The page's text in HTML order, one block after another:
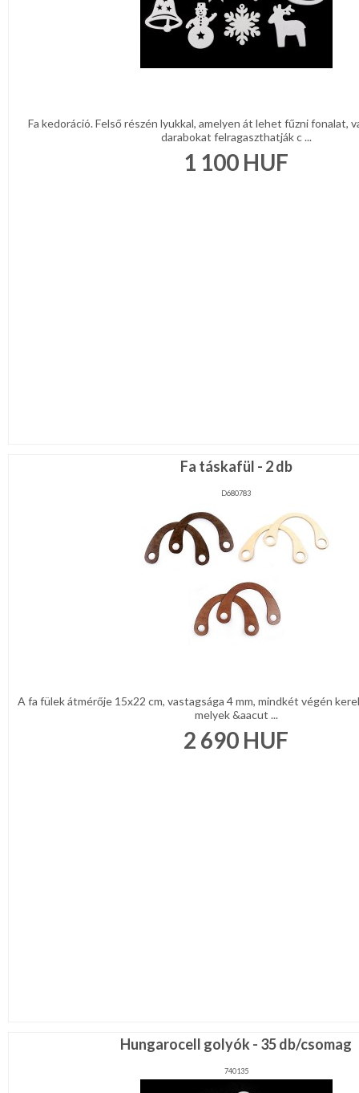
Fa kedoráció. Felső részén lyukkal, amelyen át lehet fűzni fonalat,
darabokat felragaszthatják c ...
1 100 HUF
Fa táskafül - 2 db
D680783
A fa fülek átmérője 15x22 cm, vastagsága 4 mm, mindkét végén
melyek &aacut ...
2 690 HUF
Hungarocell golyók - 35 db/csomag
740135